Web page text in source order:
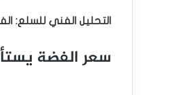
التحليل الفني للسلع: الفضة
سعر الفضة يستأنف